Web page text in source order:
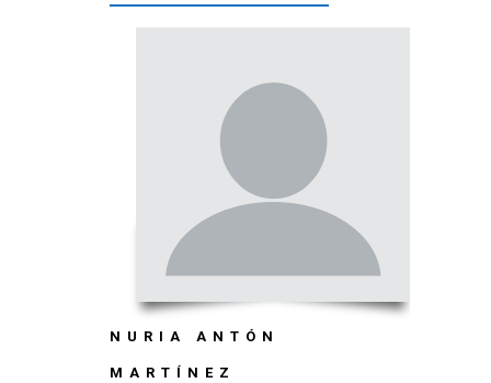
NURIA ANTÓN
MARTÍNEZ